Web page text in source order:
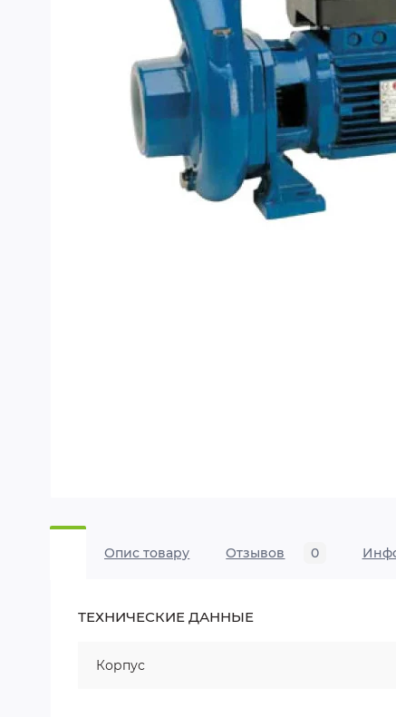
Опис товару Отзывов 0
ТЕХНИЧЕСКИЕ ДАННЫЕ
Корпус